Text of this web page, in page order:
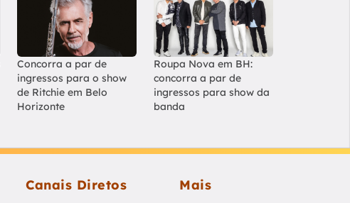
Concorra a par de
ingressos para o show
de Ritchie em Belo
Horizonte
Roupa Nova em BH:
concorra a par de
ingressos para show da
banda
Canais Diretos Mais